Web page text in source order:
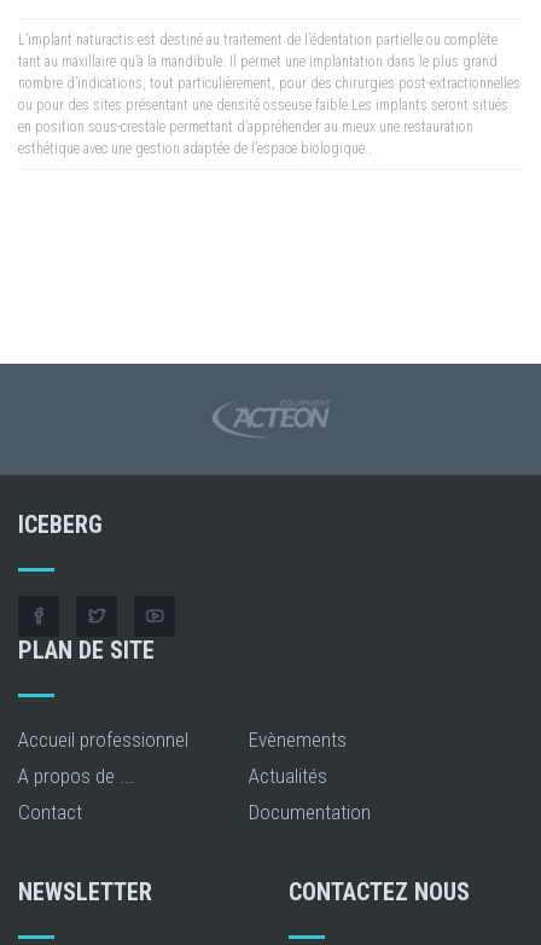
L’implant naturactis est destiné au traitement de l’édentation partielle ou complète
tant au maxillaire qu’à la mandibule. Il permet une implantation dans le plus grand
nombre d’indications, tout particulièrement, pour des chirurgies post-extractionnelles
ou pour des sites présentant une densité osseuse faible.Les implants seront situés
en position sous-crestale permettant d’appréhender au mieux une restauration
esthétique avec une gestion adaptée de l’espace biologique..
ICEBERG
PLAN DE SITE
Accueil professionnel
A propos de ...
Contact
Evènements
Actualités
Documentation
NEWSLETTER CONTACTEZ NOUS